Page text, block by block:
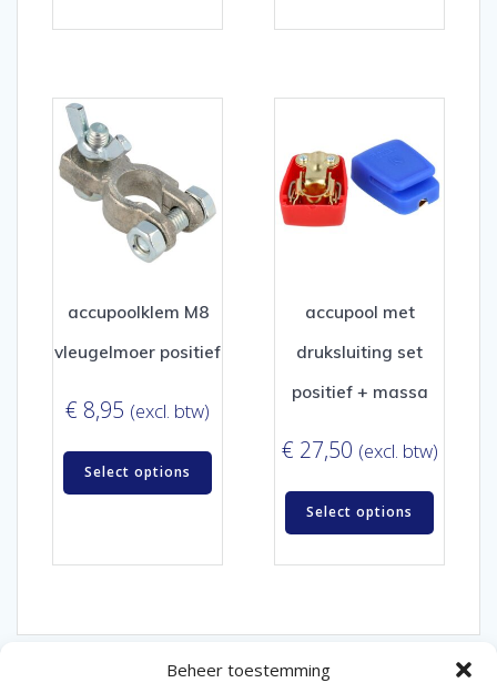
Beheer toestemming
accupoolklem M8
vleugelmoer positief
€ 8,95 (excl. btw)
Select options
accupool met
druksluiting set
positief + massa
€ 27,50 (excl. btw)
Select options